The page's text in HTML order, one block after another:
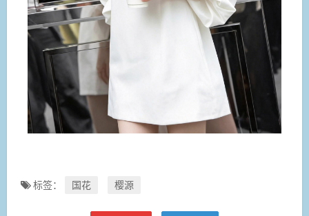
标签： 国花 樱源